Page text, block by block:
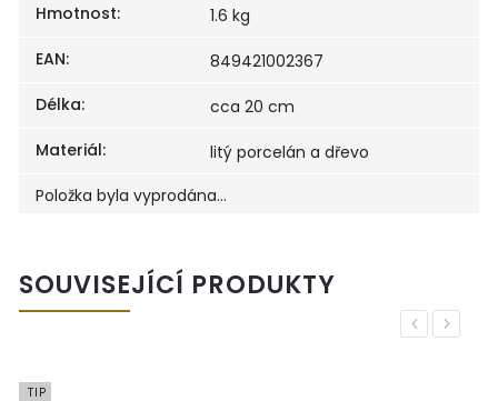
Hmotnost:
1.6 kg
EAN:
849421002367
Délka:
cca 20 cm
Materiál:
litý porcelán a dřevo
Položka byla vyprodána…
SOUVISEJÍCÍ PRODUKTY
Previous
TIP
Next